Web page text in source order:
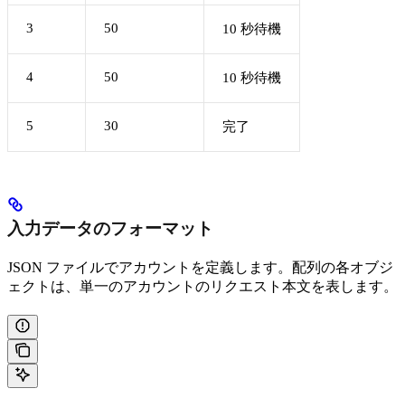
3 50 10 秒待機
4 50 10 秒待機
5 30 完了
入力データのフォーマット
JSON ファイルでアカウントを定義します。配列の各オブジ
ェクトは、単一のアカウントのリクエスト本文を表します。